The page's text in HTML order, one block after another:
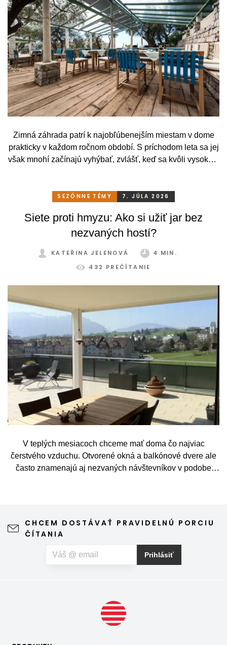
Zimná záhrada patrí k najobľúbenejším miestam v dome
prakticky v každom ročnom období. S príchodom leta sa jej
však mnohí začínajú vyhýbať, zvlášť, keď sa kvôli vysokým
stačí relatívne málo. So správnym, praktickým a šikovným
pohodlne a bez obmedzení po celý rok.
SEZÓNNE TÉMY 7. JÚLA 2026
Siete proti hmyzu: Ako si užiť jar bez
nezvaných hostí?
KATEŘINA JELENOVÁ
4 MIN.
432 PREČÍTANIE
V teplých mesiacoch chceme mať doma čo najviac
čerstvého vzduchu. Otvorené okná a balkónové dvere ale
často znamenajú aj nezvaných návštevníkov v podobe
leto naplno. Kvalitná sieťka na hmyz zároveň nijako neruší
výhľad z okna ani vzhľad domu, vyžaduje len minimálnu
vás okrem hmyzu trápia aj peľové alergie, môžete zvoliť
špeciálnu sieť proti peľu, ktorá pomáha obmedziť
CHCEM DOSTÁVAŤ PRAVIDELNÚ PORCIU
ČÍTANIA
Prihlásiť